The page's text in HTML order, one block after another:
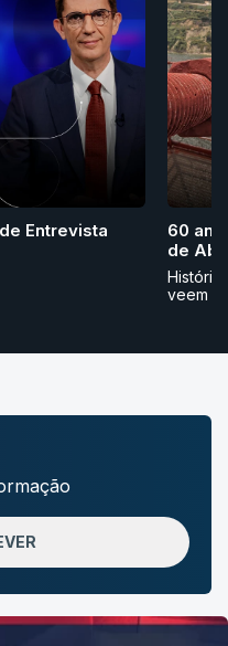
Entrevista
60
de
veem